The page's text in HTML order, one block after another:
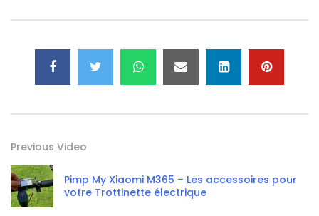
Previous Video
Pimp My Xiaomi M365 – Les accessoires pour
votre Trottinette électrique